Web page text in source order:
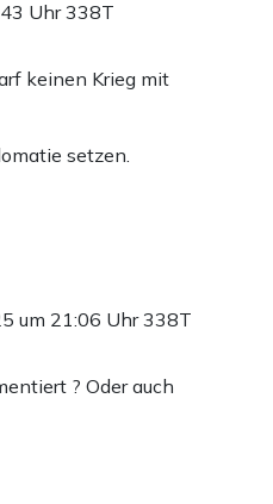
Uhr338T
keinen Krieg mit
setzen.
um 21:06 Uhr338T
? Oder auch